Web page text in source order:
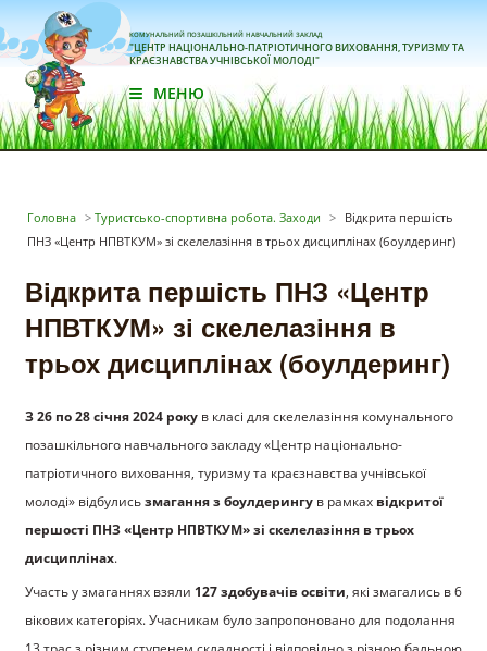
КОМУНАЛЬНИЙ ПОЗАШКІЛЬНИЙ НАВЧАЛЬНИЙ ЗАКЛАД
"ЦЕНТР НАЦІОНАЛЬНО-ПАТРІОТИЧНОГО ВИХОВАННЯ, ТУРИЗМУ ТА
КРАЄЗНАВСТВА УЧНІВСЬКОЇ МОЛОДІ"
МЕНЮ
Головна > Туристсько-спортивна робота. Заходи > Відкрита першість
ПНЗ «Центр НПВТКУМ» зі скелелазіння в трьох дисциплінах (боулдеринг)
Відкрита першість ПНЗ «Центр
НПВТКУМ» зі скелелазіння в
трьох дисциплінах (боулдеринг)
З 26 по 28 січня 2024 року в класі для скелелазіння комунального
позашкільного навчального закладу «Центр національно-
патріотичного виховання, туризму та краєзнавства учнівської
молоді» відбулись змагання з боулдерингу в рамках відкритої
першості ПНЗ «Центр НПВТКУМ» зі скелелазіння в трьох
дисциплінах.
Участь у змаганнях взяли 127 здобувачів освіти, які змагались в 6
вікових категоріях. Учасникам було запропоновано для подолання